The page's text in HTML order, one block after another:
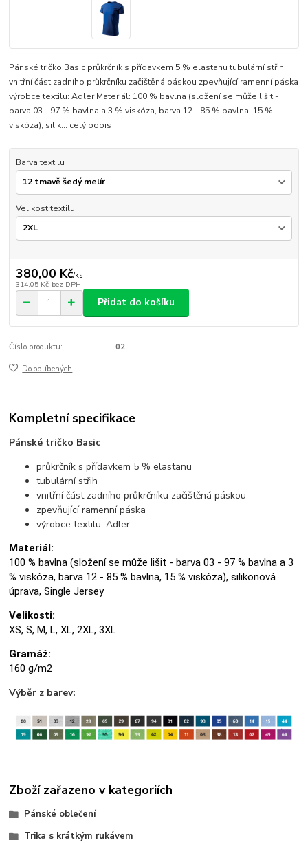
Pánské tričko Basic průkrčník s přídavkem 5 % elastanu tubulární střih
vnitřní část zadního průkrčníku začištěná páskou zpevňující ramenní páska
výrobce textilu: Adler Materiál: 100 % bavlna (složení se může lišit -
barva 03 - 97 % bavlna a 3 % viskóza, barva 12 - 85 % bavlna, 15 %
viskóza), silik... celý popis
Barva textilu
Velikost textilu
380,00 Kč/ks
314,05 Kč bez DPH
Přidat do košíku
Číslo produktu: 02
Do oblíbených
Kompletní specifikace
Pánské tričko Basic
průkrčník s přídavkem 5 % elastanu
tubulární střih
vnitřní část zadního průkrčníku začištěná páskou
zpevňující ramenní páska
výrobce textilu: Adler
Materiál:
100 % bavlna (složení se může lišit - barva 03 - 97 % bavlna a 3
% viskóza, barva 12 - 85 % bavlna, 15 % viskóza), silikonová
úprava, Single Jersey
Velikosti:
XS, S, M, L, XL, 2XL, 3XL
Gramáž:
160 g/m2
Výběr z barev:
Zboží zařazeno v kategoriích
Pánské oblečení
Trika s krátkým rukávem